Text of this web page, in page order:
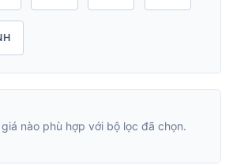
nào phù hợp với bộ lọc đã chọn.